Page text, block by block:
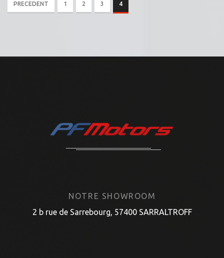
PRECEDENT 1 2 3 4
NOTRE SHOWROOM
2 b rue de Sarrebourg, 57400 SARRALTROFF